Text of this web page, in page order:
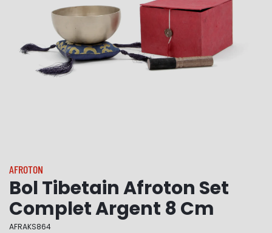
AFROTON
Bol Tibetain Afroton Set
Complet Argent 8 Cm
AFRAKS864